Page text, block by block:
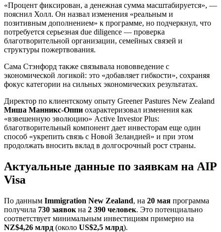
«Процент фиксирован, а денежная сумма масштабируется», —
пояснил Холл. Он назвал изменения «реальным и
позитивным дополнением» к программе, но подчеркнул, что
потребуется серьезная due diligence — проверка
благотворительной организации, семейных связей и
структуры пожертвования.
Сама Стэнфорд также связывала нововведение с
экономической логикой: это «добавляет гибкости», сохраняя
фокус категории на сильных экономических результатах.
Директор по клиентскому опыту Greener Pastures New Zealand
Миша Манникс-Оппи охарактеризовал изменения как
«взвешенную эволюцию» Active Investor Plus:
благотворительный компонент дает инвесторам еще один
способ «укрепить связь с Новой Зеландией» и при этом
продолжать вносить вклад в долгосрочный рост страны.
Актуальные данные по заявкам на AIP
Visa
По данным Immigration New Zealand, на 20 мая программа
получила 730 заявок на 2 390 человек. Это потенциально
соответствует минимальным инвестициям примерно на
NZ$4,26 млрд (около US$2,5 млрд).